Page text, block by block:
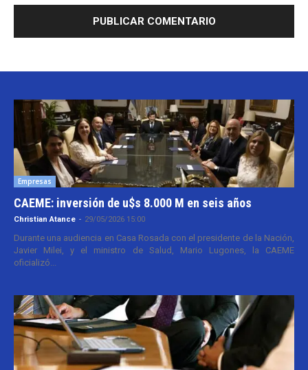
Empresas
CAEME: inversión de u$s 8.000 M en seis años
Christian Atance - 29/05/2026 15:00
Durante una audiencia en Casa Rosada con el presidente de la Nación,
Javier Milei, y el ministro de Salud, Mario Lugones, la CAEME
oficializó...